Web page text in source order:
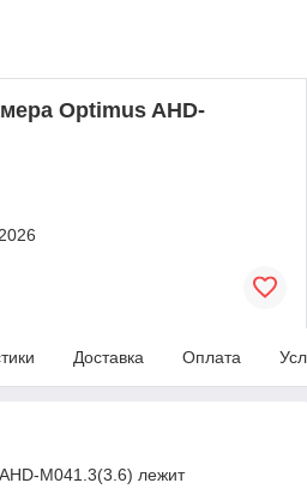
Optimus AHD-
Доставка Оплата
M041.3(3.6) лежит